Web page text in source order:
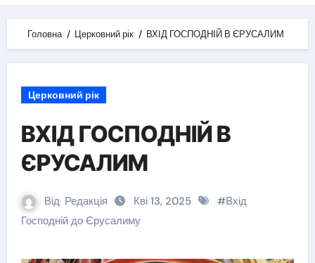
Головна Церковний рік ВХІД ГОСПОДНІЙ В ЄРУСАЛИМ
Церковний рік
ВХІД ГОСПОДНІЙ В
ЄРУСАЛИМ
Від Редакція Кві 13, 2025 #Вхід
Господній до Єрусалиму